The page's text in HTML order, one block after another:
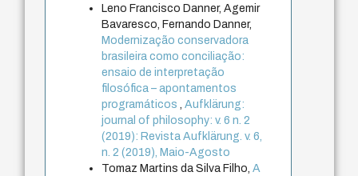
Leno Francisco Danner, Agemir
Bavaresco, Fernando Danner,
Modernização conservadora
brasileira como conciliação:
ensaio de interpretação
filosófica – apontamentos
programáticos,Aufklärung:
journal of philosophy: v. 6 n. 2
(2019): Revista Aufklärung. v. 6,
n. 2 (2019), Maio-Agosto
Tomaz Martins da Silva Filho,A